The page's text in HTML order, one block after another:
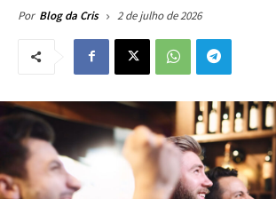
Por Blog da Cris 2 de julho de 2026